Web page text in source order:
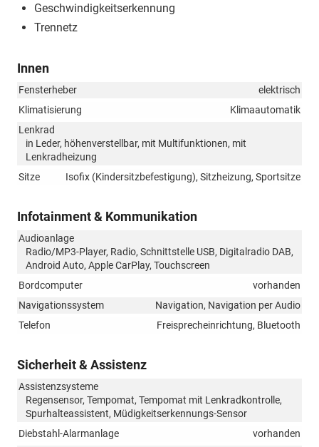
Geschwindigkeitserkennung
Trennetz
Innen
Fensterheber
elektrisch
Klimatisierung
Klimaautomatik
Lenkrad
in Leder, höhenverstellbar, mit Multifunktionen, mit
Lenkradheizung
Sitze
Isofix (Kindersitzbefestigung), Sitzheizung, Sportsitze
Infotainment & Kommunikation
Audioanlage
Radio/MP3-Player, Radio, Schnittstelle USB, Digitalradio DAB,
Android Auto, Apple CarPlay, Touchscreen
Bordcomputer
vorhanden
Navigationssystem
Navigation, Navigation per Audio
Telefon
Freisprecheinrichtung, Bluetooth
Sicherheit & Assistenz
Assistenzsysteme
Regensensor, Tempomat, Tempomat mit Lenkradkontrolle,
Spurhalteassistent, Müdigkeitserkennungs-Sensor
Diebstahl-Alarmanlage
vorhanden